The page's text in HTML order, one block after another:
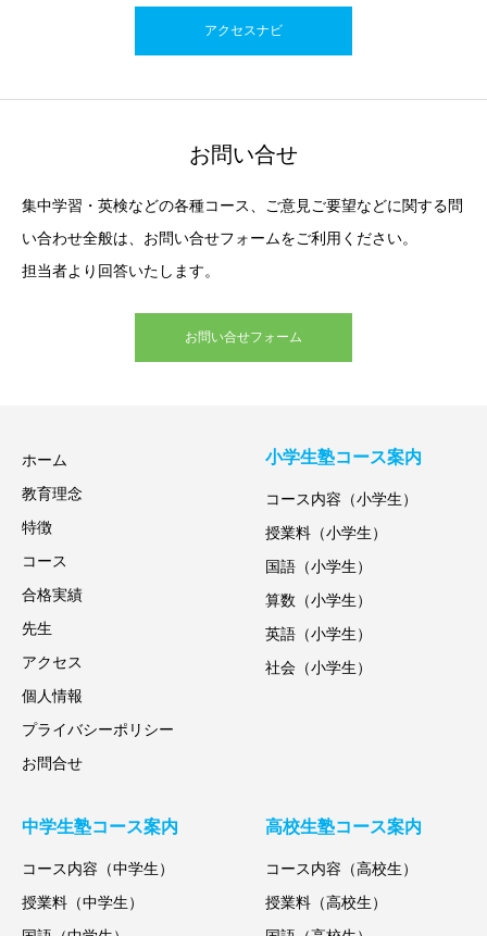
アクセスナビ
お問い合せ
集中学習・英検などの各種コース、ご意見ご要望などに関する問
い合わせ全般は、お問い合せフォームをご利用ください。
担当者より回答いたします。
お問い合せフォーム
ホーム
教育理念
特徴
コース
合格実績
先生
アクセス
個人情報
プライバシーポリシー
お問合せ
小学生塾コース案内
コース内容（小学生）
授業料（小学生）
国語（小学生）
算数（小学生）
英語（小学生）
社会（小学生）
中学生塾コース案内
コース内容（中学生）
授業料（中学生）
高校生塾コース案内
コース内容（高校生）
授業料（高校生）